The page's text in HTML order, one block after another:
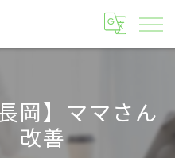
岡】ママさん
改善